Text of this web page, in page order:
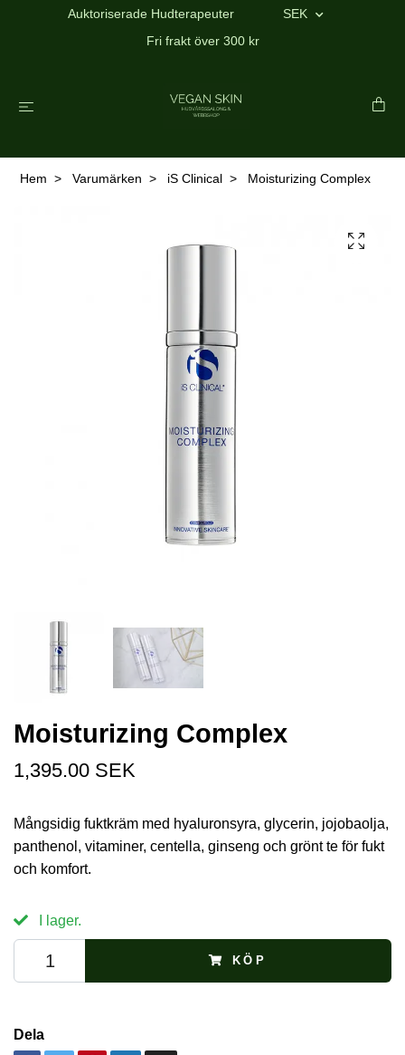
Auktoriserade Hudterapeuter
SEK
Fri frakt över 300 kr
Hem Varumärken iS Clinical Moisturizing Complex
Moisturizing Complex
1,395.00 SEK
Mångsidig fuktkräm med hyaluronsyra, glycerin, jojobaolja,
panthenol, vitaminer, centella, ginseng och grönt te för fukt
och komfort.
I lager.
KÖP
Dela